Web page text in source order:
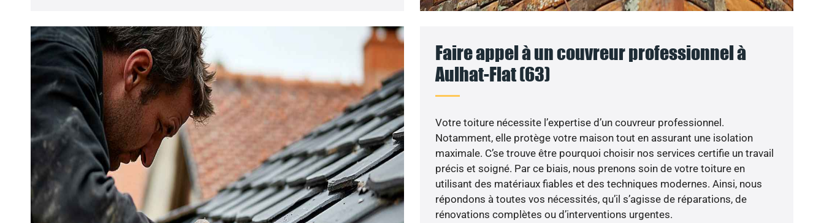
Faire appel à un couvreur professionnel à
Aulhat-Flat (63)
Votre toiture nécessite l’expertise d’un couvreur professionnel.
Notamment, elle protège votre maison tout en assurant une isolation
maximale. C’se trouve être pourquoi choisir nos services certifie un travail
précis et soigné. Par ce biais, nous prenons soin de votre toiture en
utilisant des matériaux fiables et des techniques modernes. Ainsi, nous
répondons à toutes vos nécessités, qu’il s’agisse de réparations, de
rénovations complètes ou d’interventions urgentes.